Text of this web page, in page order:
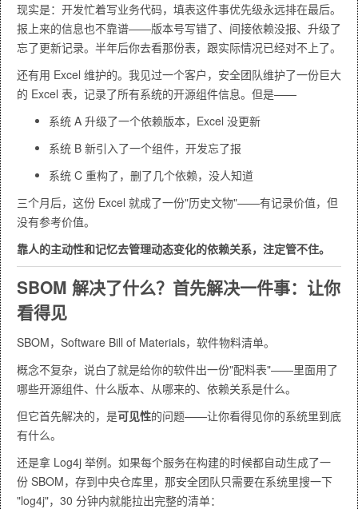
现实是：开发忙着写业务代码，填表这件事优先级永远排在最后。
报上来的信息也不靠谱——版本号写错了、间接依赖没报、升级了
忘了更新记录。半年后你去看那份表，跟实际情况已经对不上了。
还有用 Excel 维护的。我见过一个客户，安全团队维护了一份巨大
的 Excel 表，记录了所有系统的开源组件信息。但是——
系统 A 升级了一个依赖版本，Excel 没更新
系统 B 新引入了一个组件，开发忘了报
系统 C 重构了，删了几个依赖，没人知道
三个月后，这份 Excel 就成了一份"历史文物"——有记录价值，但
没有参考价值。
靠人的主动性和记忆去管理动态变化的依赖关系，注定管不住。
SBOM 解决了什么？首先解决一件事：让你
看得见
SBOM，Software Bill of Materials，软件物料清单。
概念不复杂，说白了就是给你的软件出一份"配料表"——里面用了
哪些开源组件、什么版本、从哪来的、依赖关系是什么。
但它首先解决的，是可见性的问题——让你看得见你的系统里到底
有什么。
还是拿 Log4j 举例。如果每个服务在构建的时候都自动生成了一
份 SBOM，存到中央仓库里，那安全团队只需要在系统里搜一下
"log4j"，30 分钟内就能拉出完整的清单：